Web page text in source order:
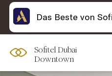
Sofitel Dubai
Downtown
Das Beste von